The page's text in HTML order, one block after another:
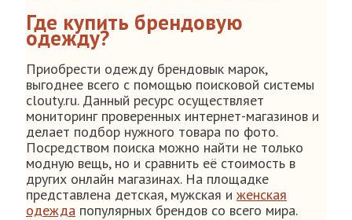
Где купить брендовую
одежду?
Приобрести одежду брендовык марок,
выгоднее всего с помощью поисковой системы
clouty.ru. Данный ресурс осуществляет
мониторинг проверенных интернет-магазинов и
делает подбор нужного товара по фото.
Посредством поиска можно найти не только
модную вещь, но и сравнить её стоимость в
других онлайн магазинах. На площадке
представлена детская, мужская и женская
одежда популярных брендов со всего мира.